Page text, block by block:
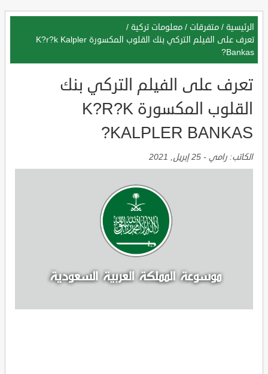
الرئيسية / متفرقات / معلومات تركية /
تعرف على الفيلم التركي بنك القلوب المكسورة K?r?k Kalpler
Bankas?
تعرف على الفيلم التركي بنك
القلوب المكسورة K?R?K
KALPLER BANKAS?
الكاتب: رامي - 25 إبريل, 2021